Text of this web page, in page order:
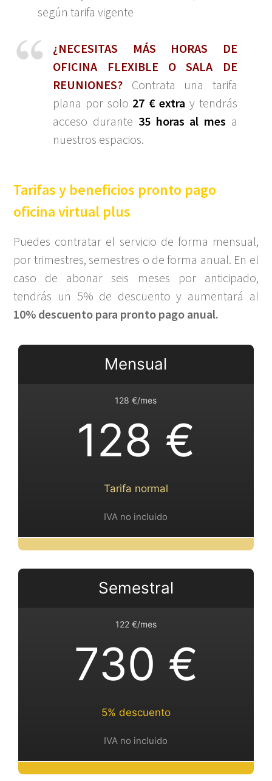
según tarifa vigente
¿NECESITAS MÁS HORAS DE
OFICINA FLEXIBLE O SALA DE
REUNIONES? Contrata una tarifa
plana por solo 27 € extra y tendrás
acceso durante 35 horas al mes a
nuestros espacios.
Tarifas y beneficios pronto pago
oficina virtual plus
Puedes contratar el servicio de forma mensual,
por trimestres, semestres o de forma anual. En el
caso de abonar seis meses por anticipado,
tendrás un 5% de descuento y aumentará al
10% descuento para pronto pago anual.
Mensual
128 €/mes
128 €
Tarifa normal
IVA no incluido
Semestral
122 €/mes
730 €
5% descuento
IVA no incluido